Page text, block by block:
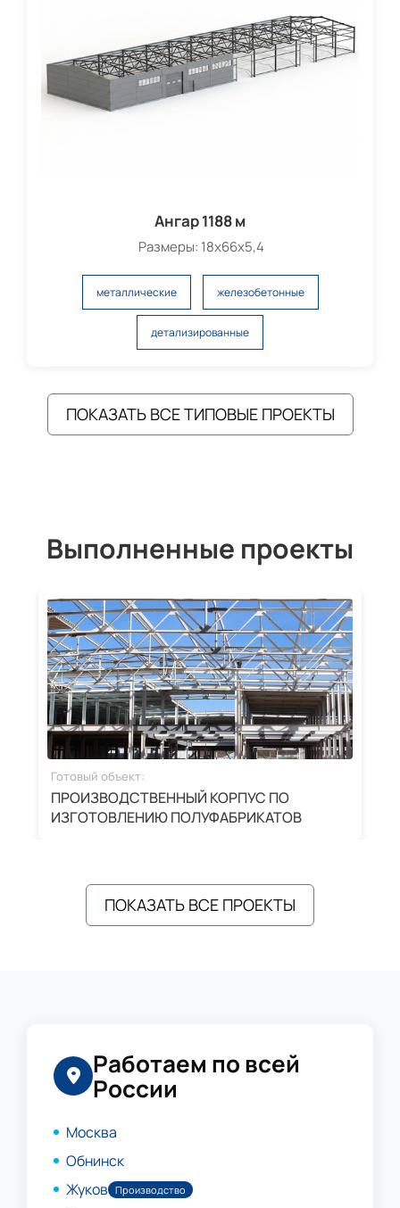
Ангар 1188 м
Размеры: 18х66х5,4
металлические железобетонные
детализированные
ПОКАЗАТЬ ВСЕ ТИПОВЫЕ ПРОЕКТЫ
Выполненные проекты
Готовый объект:
ПРОИЗВОДСТВЕННЫЙ КОРПУС ПО
ИЗГОТОВЛЕНИЮ ПОЛУФАБРИКАТОВ
ПОКАЗАТЬ ВСЕ ПРОЕКТЫ
Работаем по всей
России
Москва
Обнинск
Жуков Производство